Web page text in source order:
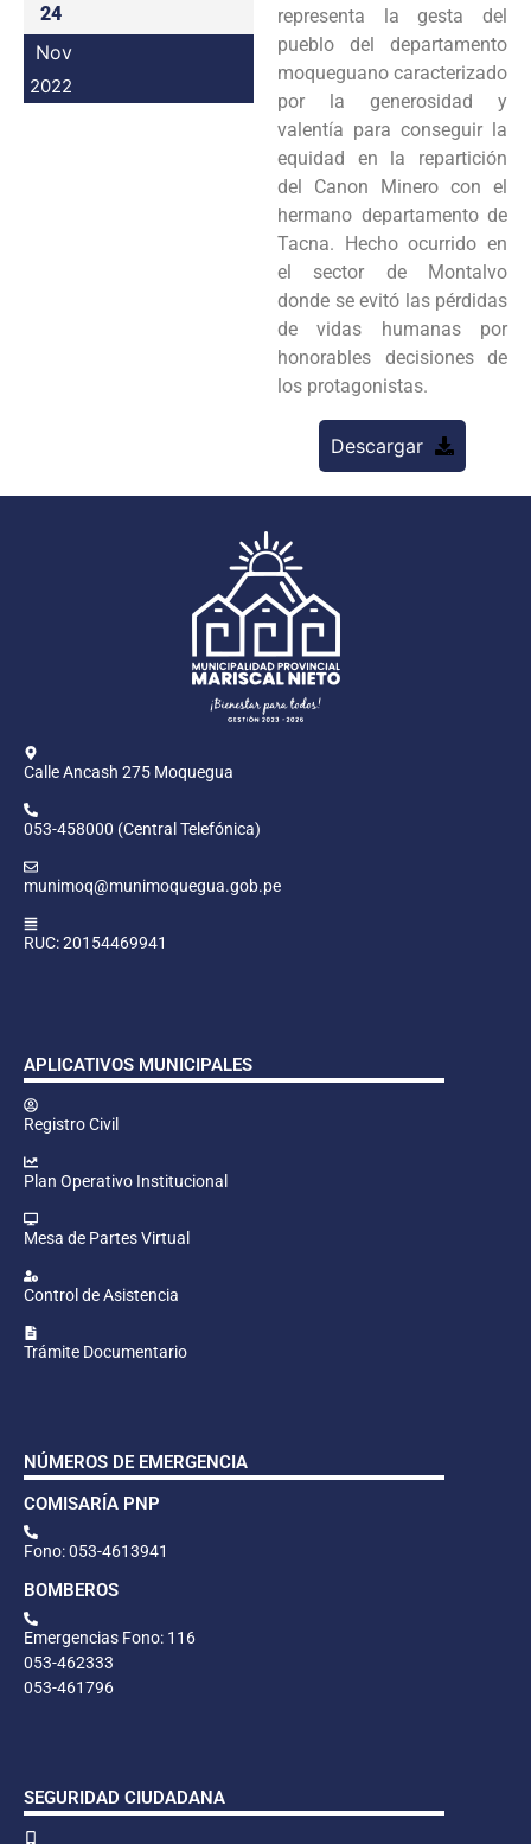
24
Nov
2022
representa la gesta del
pueblo del departamento
moqueguano caracterizado
por la generosidad y
valentía para conseguir la
equidad en la repartición
del Canon Minero con el
hermano departamento de
Tacna. Hecho ocurrido en
el sector de Montalvo
donde se evitó las pérdidas
de vidas humanas por
honorables decisiones de
los protagonistas.
Descargar
Calle Ancash 275 Moquegua
053-458000 (Central Telefónica)
munimoq@munimoquegua.gob.pe
RUC: 20154469941
APLICATIVOS MUNICIPALES
Registro Civil
Plan Operativo Institucional
Mesa de Partes Virtual
Control de Asistencia
Trámite Documentario
NÚMEROS DE EMERGENCIA
COMISARÍA PNP
Fono: 053-4613941
BOMBEROS
Emergencias Fono: 116
053-462333
053-461796
SEGURIDAD CIUDADANA